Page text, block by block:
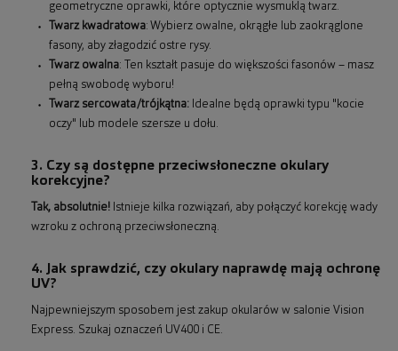
geometryczne oprawki, które optycznie wysmuklą twarz.
Twarz kwadratowa: Wybierz owalne, okrągłe lub zaokrąglone
fasony, aby złagodzić ostre rysy.
Twarz owalna: Ten kształt pasuje do większości fasonów – masz
pełną swobodę wyboru!
Twarz sercowata/trójkątna: Idealne będą oprawki typu "kocie
oczy" lub modele szersze u dołu.
3. Czy są dostępne przeciwsłoneczne okulary
korekcyjne?
Tak, absolutnie! Istnieje kilka rozwiązań, aby połączyć korekcję wady
wzroku z ochroną przeciwsłoneczną.
4. Jak sprawdzić, czy okulary naprawdę mają ochronę
UV?
Najpewniejszym sposobem jest zakup okularów w salonie Vision
Express. Szukaj oznaczeń UV400 i CE.